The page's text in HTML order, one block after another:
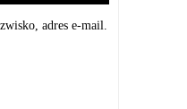
adres e-mail.